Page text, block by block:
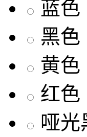
蓝色
黑色
黄色
红色
哑光